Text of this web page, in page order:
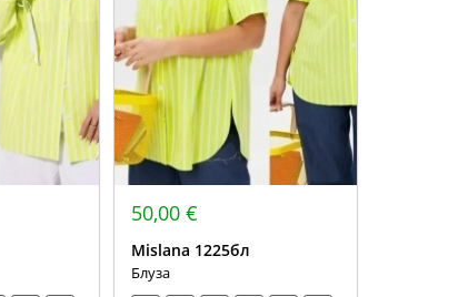
50,00 €
Mislana 1225бл
Блуза